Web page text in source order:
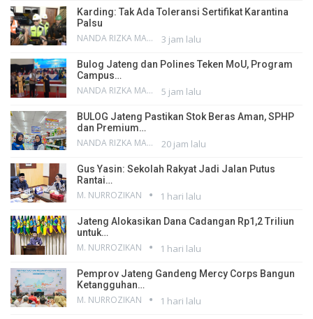
Karding: Tak Ada Toleransi Sertifikat Karantina
Palsu
NANDA RIZKA MAHENDRA 3 jam lalu
Bulog Jateng dan Polines Teken MoU, Program
Campus…
NANDA RIZKA MAHENDRA 5 jam lalu
BULOG Jateng Pastikan Stok Beras Aman, SPHP
dan Premium…
NANDA RIZKA MAHENDRA 20 jam lalu
Gus Yasin: Sekolah Rakyat Jadi Jalan Putus
Rantai…
M. NURROZIKAN 1 hari lalu
Jateng Alokasikan Dana Cadangan Rp1,2 Triliun
untuk…
M. NURROZIKAN 1 hari lalu
Pemprov Jateng Gandeng Mercy Corps Bangun
Ketangguhan…
M. NURROZIKAN 1 hari lalu